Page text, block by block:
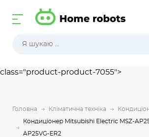
class="product-product-7055">
Головна Кліматична техніка
Кондиціонер Mitsubishi Electric MSZ-
AP25VG-ER2